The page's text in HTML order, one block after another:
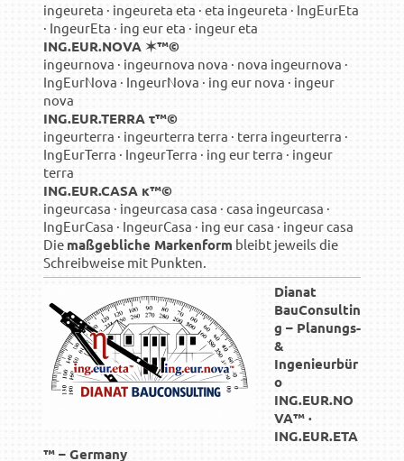
ingeureta · ingeureta eta · eta ingeureta · IngEurEta
· IngeurEta · ing eur eta · ingeur eta
ING.EUR.NOVA ✶™©
ingeurnova · ingeurnova nova · nova ingeurnova ·
IngEurNova · IngeurNova · ing eur nova · ingeur
nova
ING.EUR.TERRA τ™©
ingeurterra · ingeurterra terra · terra ingeurterra ·
IngEurTerra · IngeurTerra · ing eur terra · ingeur
terra
ING.EUR.CASA κ™©
ingeurcasa · ingeurcasa casa · casa ingeurcasa ·
IngEurCasa · IngeurCasa · ing eur casa · ingeur casa
Die maßgebliche Markenform bleibt jeweils die
Schreibweise mit Punkten.
Dianat
BauConsultin
g – Planungs-
&
Ingenieurbür
o
ING.EUR.NO
VA™ ·
ING.EUR.ETA
™ – Germany